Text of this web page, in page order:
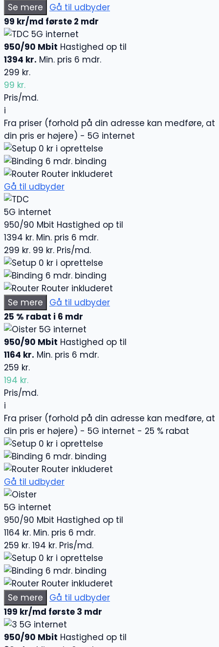
Se mere
Gå til udbyder
99 kr/md første 2 mdr
5G internet
950/90 Mbit Hastighed op til
1394 kr. Min. pris 6 mdr.
299 kr.
99 kr.
Pris/md.
i
Fra priser (forhold på din adresse kan medføre, at
din pris er højere) - 5G internet
0 kr i oprettelse
6 mdr. binding
Router inkluderet
Gå til udbyder
5G internet
950/90 Mbit Hastighed op til
1394 kr. Min. pris 6 mdr.
299 kr. 99 kr. Pris/md.
0 kr i oprettelse
6 mdr. binding
Router inkluderet
Se mere
Gå til udbyder
25 % rabat i 6 mdr
5G internet
950/90 Mbit Hastighed op til
1164 kr. Min. pris 6 mdr.
259 kr.
194 kr.
Pris/md.
i
Fra priser (forhold på din adresse kan medføre, at
din pris er højere) - 5G internet - 25 % rabat
0 kr i oprettelse
6 mdr. binding
Router inkluderet
Gå til udbyder
5G internet
950/90 Mbit Hastighed op til
1164 kr. Min. pris 6 mdr.
259 kr. 194 kr. Pris/md.
0 kr i oprettelse
6 mdr. binding
Router inkluderet
Se mere
Gå til udbyder
199 kr/md første 3 mdr
5G internet
950/90 Mbit Hastighed op til